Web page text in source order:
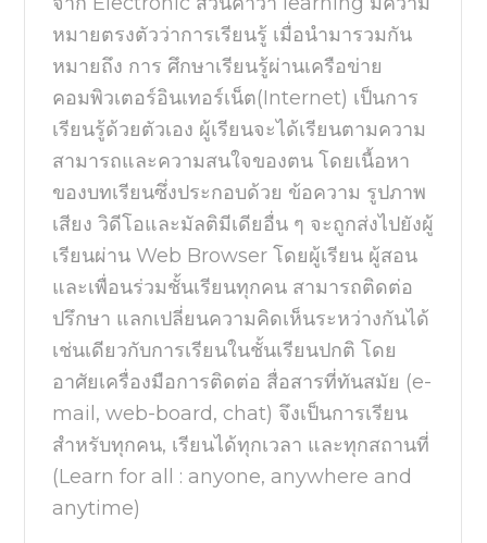
หมายตรงตัวว่าการเรียนรู้ เมื่อนำมารวมกัน
หมายถึง การ ศึกษาเรียนรู้ผ่านเครือข่าย
คอมพิวเตอร์อินเทอร์เน็ต(Internet) เป็นการ
เรียนรู้ด้วยตัวเอง ผู้เรียนจะได้เรียนตามความ
สามารถและความสนใจของตน โดยเนื้อหา
ของบทเรียนซึ่งประกอบด้วย ข้อความ รูปภาพ
เสียง วิดีโอและมัลติมีเดียอื่น ๆ จะถูกส่งไปยังผู้
เรียนผ่าน Web Browserโดยผู้เรียน ผู้สอน
และเพื่อนร่วมชั้นเรียนทุกคน สามารถติดต่อ
ปรึกษา แลกเปลี่ยนความคิดเห็นระหว่างกันได้
เช่นเดียวกับการเรียนในชั้นเรียนปกติ โดย
อาศัยเครื่องมือการติดต่อ สื่อสารที่ทันสมัย (e-
mail, web-board, chat) จึงเป็นการเรียน
สำหรับทุกคน, เรียนได้ทุกเวลา และทุกสถานที่
(Learn for all : anyone, anywhere and
anytime)